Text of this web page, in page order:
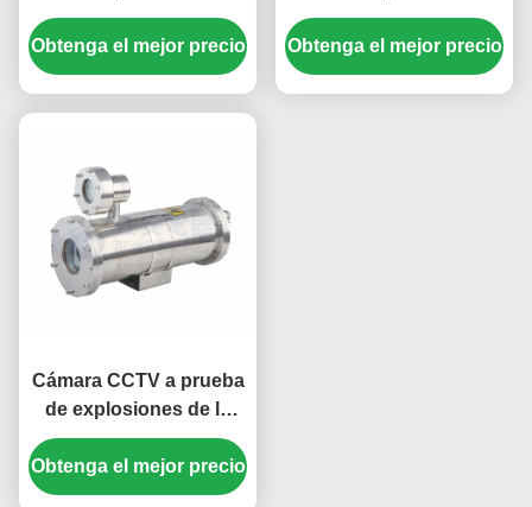
Vehículo-montada mina
de la mina de carbón de
1.3MP 20X
Obtenga el mejor precio
explosiones blanca
negra de la mina de
carbón de la
Obtenga el mejor precio
Cámara CCTV a prueba
de explosiones de la
mina de carbón de
550TVL 18X con salida
de fibra óptica
Obtenga el mejor precio